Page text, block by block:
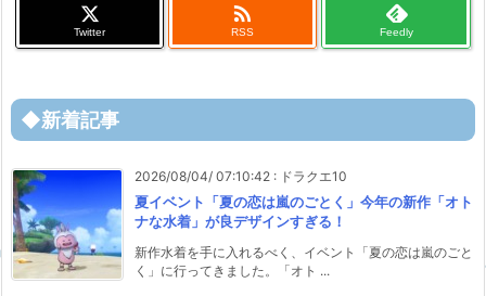
Twitter

RSS Feedly
◆新着記事
2026/08/04/ 07:10:42 : ドラクエ10
夏イベント「夏の恋は嵐のごとく」今年の新作「オト
ナな水着」が良デザインすぎる！
新作水着を手に入れるべく、イベント「夏の恋は嵐のごと
く」に行ってきました。「オト ...